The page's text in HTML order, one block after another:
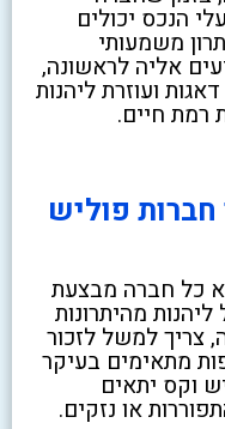
הנכס יכולים
משמעותי
אליה לראשונה,
ועוזרת ליהנות
רמת חיים.
פוליש
כל חברה מבצעת
מהיתרונות
צריך למשל לזכור
מתאימים בעיקר
וקס יתאים
או נזקים.